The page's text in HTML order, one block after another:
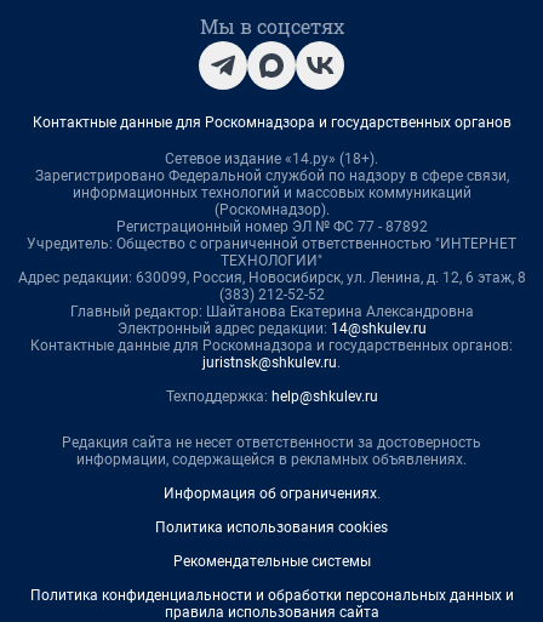
Мы в соцсетях
Контактные данные для Роскомнадзора и государственных органов
Сетевое издание «14.ру» (18+).
Зарегистрировано Федеральной службой по надзору в сфере связи,
информационных технологий и массовых коммуникаций
(Роскомнадзор).
Регистрационный номер ЭЛ № ФС 77 - 87892
Учредитель: Общество с ограниченной ответственностью "ИНТЕРНЕТ
ТЕХНОЛОГИИ"
Адрес редакции: 630099, Россия, Новосибирск, ул. Ленина, д. 12, 6 этаж, 8
(383) 212-52-52
Главный редактор: Шайтанова Екатерина Александровна
Электронный адрес редакции: 14@shkulev.ru
Контактные данные для Роскомнадзора и государственных органов:
juristnsk@shkulev.ru.
Техподдержка: help@shkulev.ru
Редакция сайта не несет ответственности за достоверность
информации, содержащейся в рекламных объявлениях.
Информация об ограничениях.
Политика использования cookies
Рекомендательные системы
Политика конфиденциальности и обработки персональных данных и
правила использования сайта